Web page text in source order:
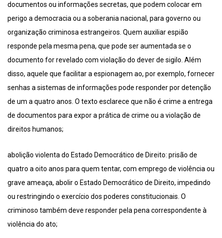
documentos ou informações secretas, que podem colocar em
perigo a democracia ou a soberania nacional, para governo ou
organização criminosa estrangeiros. Quem auxiliar espião
responde pela mesma pena, que pode ser aumentada se o
documento for revelado com violação do dever de sigilo. Além
disso, aquele que facilitar a espionagem ao, por exemplo, fornecer
senhas a sistemas de informações pode responder por detenção
de um a quatro anos. O texto esclarece que não é crime a entrega
de documentos para expor a prática de crime ou a violação de
direitos humanos;
abolição violenta do Estado Democrático de Direito: prisão de
quatro a oito anos para quem tentar, com emprego de violência ou
grave ameaça, abolir o Estado Democrático de Direito, impedindo
ou restringindo o exercício dos poderes constitucionais. O
criminoso também deve responder pela pena correspondente à
violência do ato;